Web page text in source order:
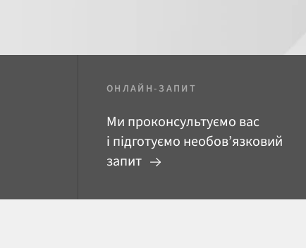
ОНЛАЙН-ЗАПИТ
Ми проконсультуємо вас
і підготуємо необов’язковий
запит